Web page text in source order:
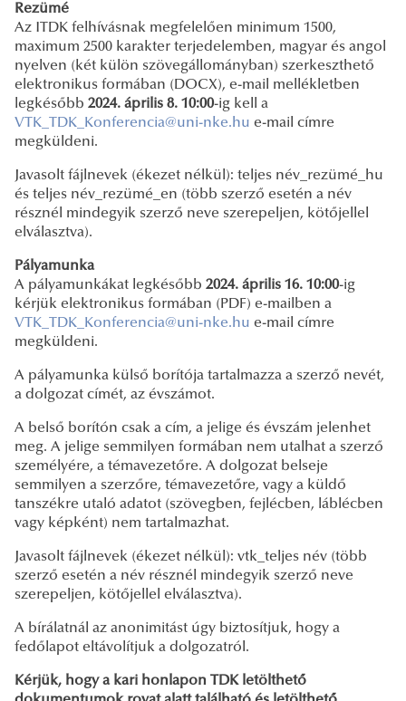
Rezümé
Az ITDK felhívásnak megfelelően minimum 1500,
maximum 2500 karakter terjedelemben, magyar és angol
nyelven (két külön szövegállományban) szerkeszthető
elektronikus formában (DOCX), e-mail mellékletben
legkésőbb 2024. április 8. 10:00-ig kell a
VTK_TDK_Konferencia@uni-nke.hu e-mail címre
megküldeni.
Javasolt fájlnevek (ékezet nélkül): teljes név_rezümé_hu
és teljes név_rezümé_en (több szerző esetén a név
résznél mindegyik szerző neve szerepeljen, kötőjellel
elválasztva).
Pályamunka
A pályamunkákat legkésőbb 2024. április 16. 10:00-ig
kérjük elektronikus formában (PDF) e-mailben a
VTK_TDK_Konferencia@uni-nke.hu e-mail címre
megküldeni.
A pályamunka külső borítója tartalmazza a szerző nevét,
a dolgozat címét, az évszámot.
A belső borítón csak a cím, a jelige és évszám jelenhet
meg. A jelige semmilyen formában nem utalhat a szerző
személyére, a témavezetőre. A dolgozat belseje
semmilyen a szerzőre, témavezetőre, vagy a küldő
tanszékre utaló adatot (szövegben, fejlécben, láblécben
vagy képként) nem tartalmazhat.
Javasolt fájlnevek (ékezet nélkül): vtk_teljes név (több
szerző esetén a név résznél mindegyik szerző neve
szerepeljen, kötőjellel elválasztva).
A bírálatnál az anonimitást úgy biztosítjuk, hogy a
fedőlapot eltávolítjuk a dolgozatról.
Kérjük, hogy a kari honlapon TDK letölthető